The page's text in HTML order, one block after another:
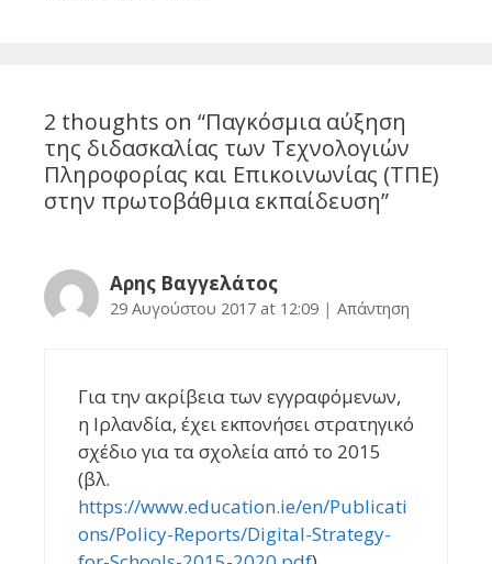
2 thoughts on “Παγκόσμια αύξηση
της διδασκαλίας των Τεχνολογιών
Πληροφορίας και Επικοινωνίας (ΤΠΕ)
στην πρωτοβάθμια εκπαίδευση”
Αρης Βαγγελάτος
29 Αυγούστου 2017 at 12:09 | Απάντηση
Για την ακρίβεια των εγγραφόμενων,
η Ιρλανδία, έχει εκπονήσει στρατηγικό
σχέδιο για τα σχολεία από το 2015
(βλ.
https://www.education.ie/en/Publicati
ons/Policy-Reports/Digital-Strategy-